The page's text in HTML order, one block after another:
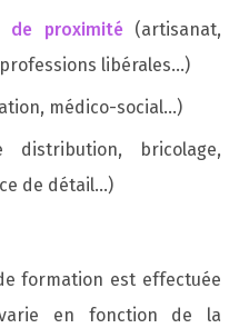
de proximité (artisanat,
libérales…)
médico-social…)
distribution, bricolage,
de détail…)
formation est effectuée
en fonction de la